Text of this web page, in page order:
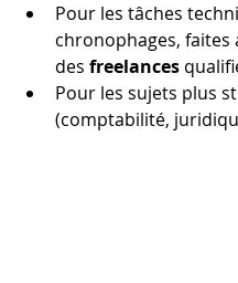
Pour les tâches
chronophages, faites
des freelances
Pour les sujets plus
(comptabilité,